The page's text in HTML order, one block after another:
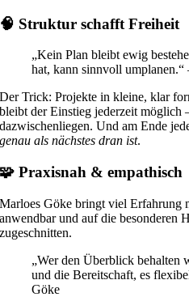
🧠 Struktur schafft Freiheit
„Kein Plan bleibt ewig
hat, kann sinnvoll umplanen.“
Der Trick: Projekte in kleine, klar
bleibt der Einstieg jederzeit möglich
dazwischenliegen. Und am Ende
genau als nächstes dran ist.
🧩 Praxisnah & empathisch
Marloes Göke bringt viel Erfahrung
anwendbar und auf die besonderen
zugeschnitten.
„Wer den Überblick behalten
und die Bereitschaft, es
Göke